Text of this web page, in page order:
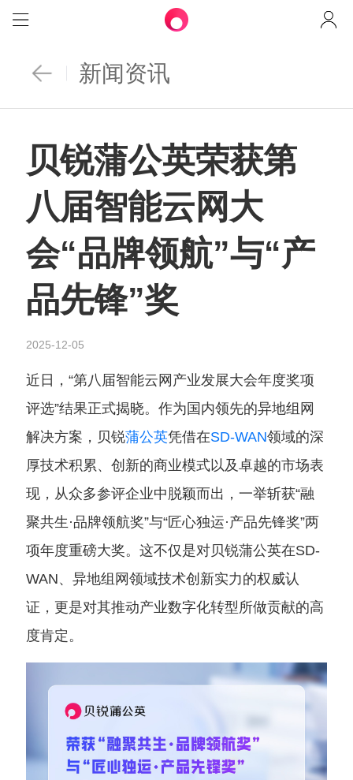
新闻资讯
贝锐蒲公英荣获第
八届智能云网大
会“品牌领航”与“产
品先锋”奖
2025-12-05
近日，“第八届智能云网产业发展大会年度奖项
评选”结果正式揭晓。作为国内领先的异地组网
解决方案，贝锐蒲公英凭借在SD-WAN领域的深
厚技术积累、创新的商业模式以及卓越的市场表
现，从众多参评企业中脱颖而出，一举斩获“融
聚共生·品牌领航奖”与“匠心独运·产品先锋奖”两
项年度重磅大奖。这不仅是对贝锐蒲公英在SD-
WAN、异地组网领域技术创新实力的权威认
证，更是对其推动产业数字化转型所做贡献的高
度肯定。